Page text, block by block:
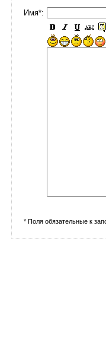
Имя*:
* Поля обязательные к